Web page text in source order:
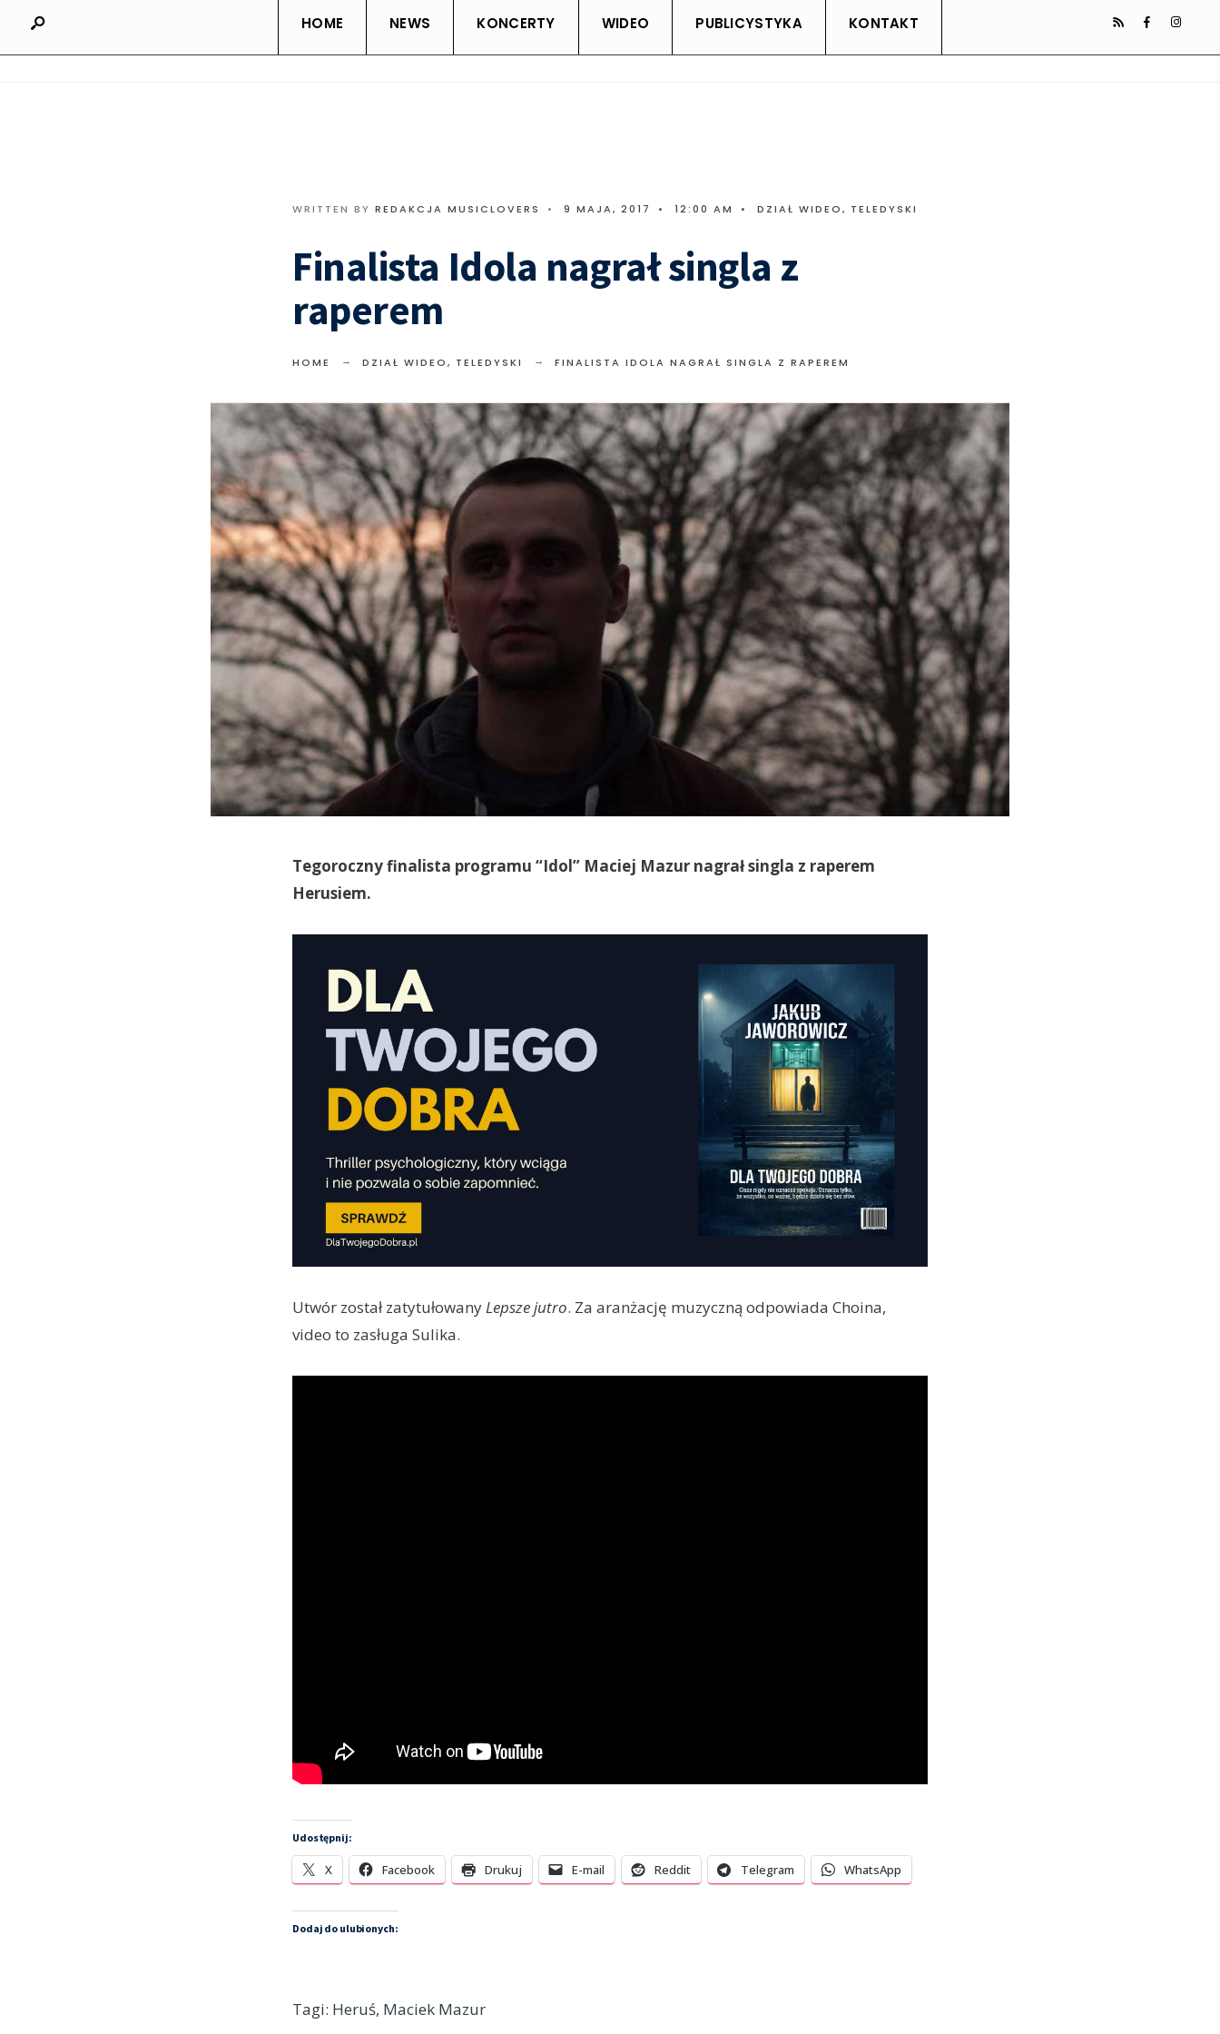
HOME NEWS KONCERTY WIDEO PUBLICYSTYKA KONTAKT
WRITTEN BY REDAKCJA MUSICLOVERS • 9 MAJA, 2017 • 12:00 AM • DZIAŁ WIDEO, TELEDYSKI
Finalista Idola nagrał singla z
raperem
HOME DZIAŁ WIDEO, TELEDYSKI FINALISTA IDOLA NAGRAŁ SINGLA Z RAPEREM
Tegoroczny finalista programu “Idol” Maciej Mazur nagrał singla z raperem
Herusiem.
Utwór został zatytułowanyLepsze jutro. Za aranżację muzyczną odpowiada Choina,
video to zasługa Sulika.
Udostępnij:
X Facebook Drukuj E-mail Reddit Telegram WhatsApp
Dodaj do ulubionych:
Tagi: Heruś, Maciek Mazur